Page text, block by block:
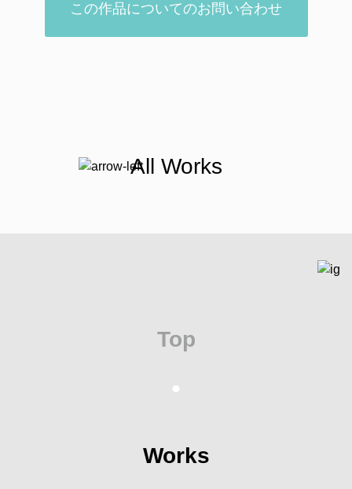
この作品についてのお問い合わせ
All Works
Top
Works